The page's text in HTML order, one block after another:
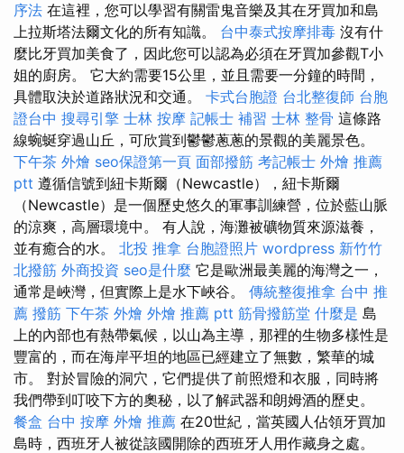
序法 在這裡，您可以學習有關雷鬼音樂及其在牙買加和島
上拉斯塔法爾文化的所有知識。 台中泰式按摩排毒 沒有什
麼比牙買加美食了，因此您可以認為必須在牙買加參觀T小
姐的廚房。 它大約需要15公里，並且需要一分鐘的時間，
具體取決於道路狀況和交通。 卡式台胞證 台北整復師 台胞
證台中 搜尋引擎 士林 按摩 記帳士 補習 士林 整骨 這條路
線蜿蜒穿過山丘，可欣賞到鬱鬱蔥蔥的景觀的美麗景色。
下午茶 外燴 seo保證第一頁 面部撥筋 考記帳士 外燴 推薦
ptt 遵循信號到紐卡斯爾（Newcastle），紐卡斯爾
（Newcastle）是一個歷史悠久的軍事訓練營，位於藍山脈
的涼爽，高層環境中。 有人說，海灘被礦物質來源滋養，
並有癒合的水。 北投 推拿 台胞證照片 wordpress 新竹竹
北撥筋 外商投資 seo是什麼 它是歐洲最美麗的海灣之一，
通常是峽灣，但實際上是水下峽谷。 傳統整復推拿 台中 推
薦 撥筋 下午茶 外燴 外燴 推薦 ptt 筋骨撥筋堂 什麼是 島
上的內部也有熱帶氣候，以山為主導，那裡的生物多樣性是
豐富的，而在海岸平坦的地區已經建立了無數，繁華的城
市。 對於冒險的洞穴，它們提供了前照燈和衣服，同時將
我們帶到叮咬下方的奧秘，以了解武器和朗姆酒的歷史。
餐盒 台中 按摩 外燴 推薦 在20世紀，當英國人佔領牙買加
島時，西班牙人被從該國開除的西班牙人用作藏身之處。